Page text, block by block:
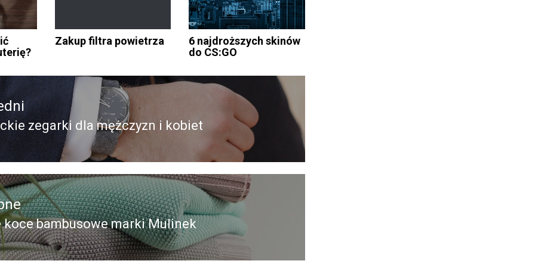
Zakup filtra powietrza
6 najdroższych skinów
do CS:GO
zegarki dla mężczyzn i kobiet
koce bambusowe marki Mulinek